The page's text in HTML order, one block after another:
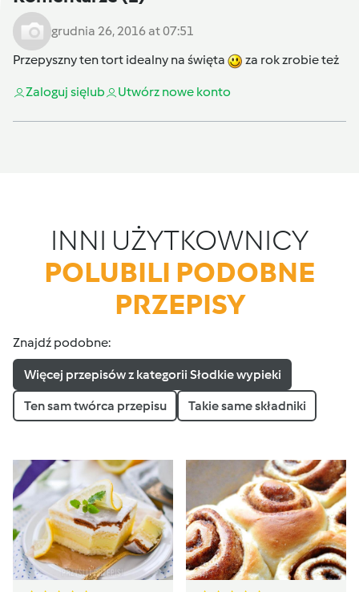
grudnia 26, 2016 at 07:51
Przepyszny ten tort idealny na święta
za rok zrobie też
Zaloguj sięlub Utwórz nowe konto
INNI UŻYTKOWNICY
POLUBILI PODOBNE
PRZEPISY
Znajdź podobne:
Więcej przepisów z kategorii Słodkie wypieki
Ten sam twórca przepisu Takie same składniki